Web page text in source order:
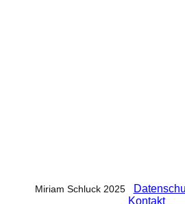
Miriam Schluck 2025
Kontakt